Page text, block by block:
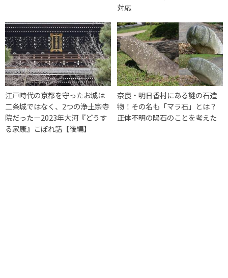
対応
江戸時代の京都を守ったお城は
二条城ではなく、2つの浄土宗寺
院だったー2023年大河『どうす
る家康』こぼれ話【後編】
奈良・明日香村にある謎の石造
物！その名も「マラ石」とは？
正体不明の陽石のことを考えた